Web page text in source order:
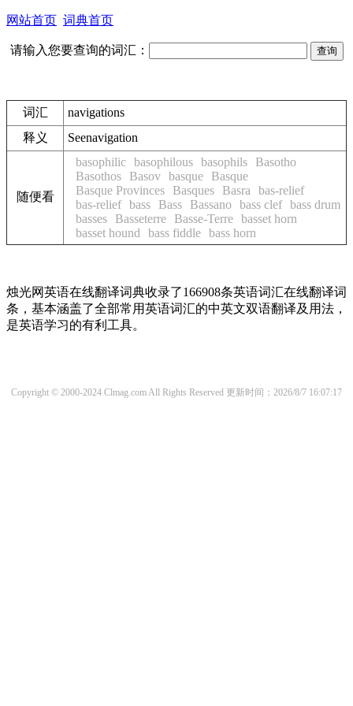
网站首页 词典首页
请输入您要查询的词汇：
词汇
navigations
释义
Seenavigation
随便看
basophilic basophilous basophils
Basotho
Basothos
Basov basque
Basque
Basque Provinces
Basques Basra
bas-relief
bas-relief bass Bass Bassano bass clef bass drum
basses
Basseterre Basse-Terre basset horn
basset hound
bass fiddle bass horn
烛光网英语在线翻译词典收录了166908条英语词汇在线翻译词
条，基本涵盖了全部常用英语词汇的中英文双语翻译及用法，
是英语学习的有利工具。
Copyright © 2000-2024 Clmag.com All Rights Reserved 更新时间：2026/8/7 16:07:17